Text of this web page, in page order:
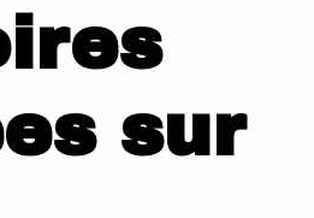
sur